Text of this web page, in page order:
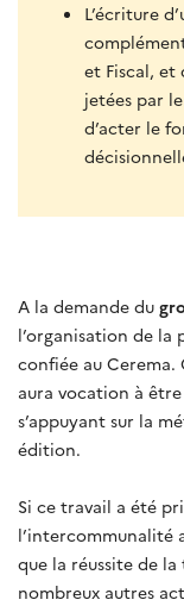
L’écriture
et Fiscal, et
jetées par
d’acter le
A la demande du
l’organisation de la
confiée au Cerema.
aura vocation à
s’appuyant sur la
édition.
Si ce travail a été
l’intercommunalité
que la réussite de
nombreux autres